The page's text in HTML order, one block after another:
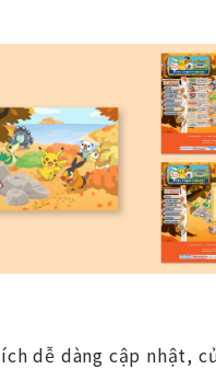
dễ dàng cập nhật,